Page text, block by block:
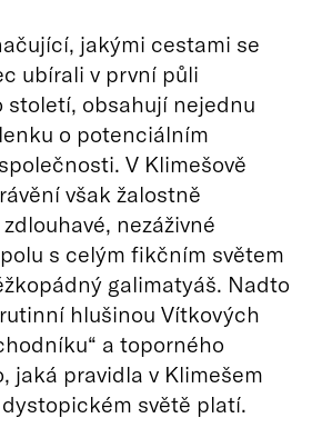
jakými cestami se
ubírali v první půli
století, obsahují nejednu
o potenciálním
V Klimešově
však žalostně
nezáživné
s celým fikčním světem
galimatyáš. Nadto
hlušinou Vítkových
a toporného
jaká pravidla v Klimešem
světě platí.